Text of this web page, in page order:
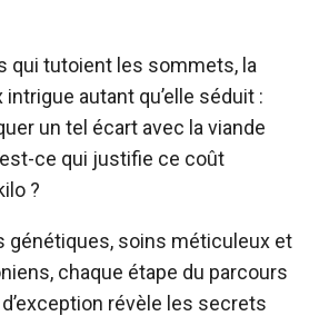
qui tutoient les sommets, la
autant qu’elle séduit :
un tel écart avec la viande
ce qui justifie ce coût
?
génétiques, soins méticuleux et
chaque étape du parcours
révèle les secrets